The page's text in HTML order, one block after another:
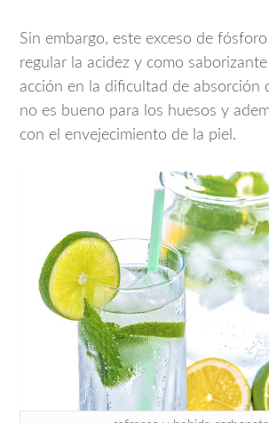
Sin embargo, este exceso de
regular la acidez y como
acción en la dificultad de absorción
no es bueno para los huesos y
con el envejecimiento de la piel.